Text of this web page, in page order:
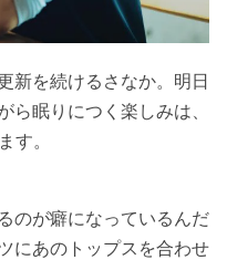
新を続けるさなか。 明日
ら眠りにつく楽しみは、
す。
のが癖になっているんだ
にあのトップスを合わせ